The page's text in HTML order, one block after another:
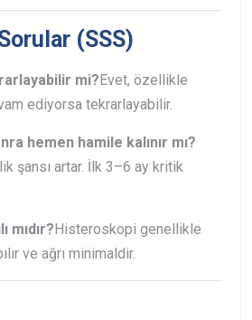
(SSS)
mi?Evet, özellikle
ediyorsa tekrarlayabilir.
hemen hamile kalınır mı?
şansı artar. İlk 3–6 ay kritik
mıdır?Histeroskopi genellikle
ve ağrı minimaldir.